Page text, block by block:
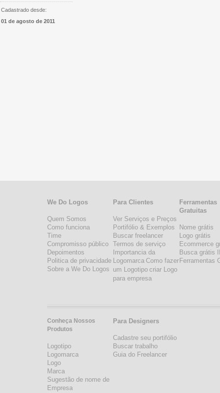
Cadastrado desde:
01 de agosto de 2011
We Do Logos
Quem Somos
Como funciona
Time
Compromisso público
Depoimentos
Politica de privacidade
Sobre a We Do Logos
Conheça Nossos
Produtos
Logotipo
Logomarca
Logo
Marca
Sugestão de nome de
Empresa
Para Clientes
Ver Serviços e Preços
Portifólio & Exemplos
Buscar freelancer
Termos de serviço
Importancia da
Logomarca Como fazer
um Logotipo criar Logo
para empresa
Para Designers
Cadastre seu portifólio
Buscar trabalho
Guia do Freelancer
Ferramentas
Gratuitas
Nome grátis
Logo grátis
Ecommerce
Busca grátis
Ferramentas